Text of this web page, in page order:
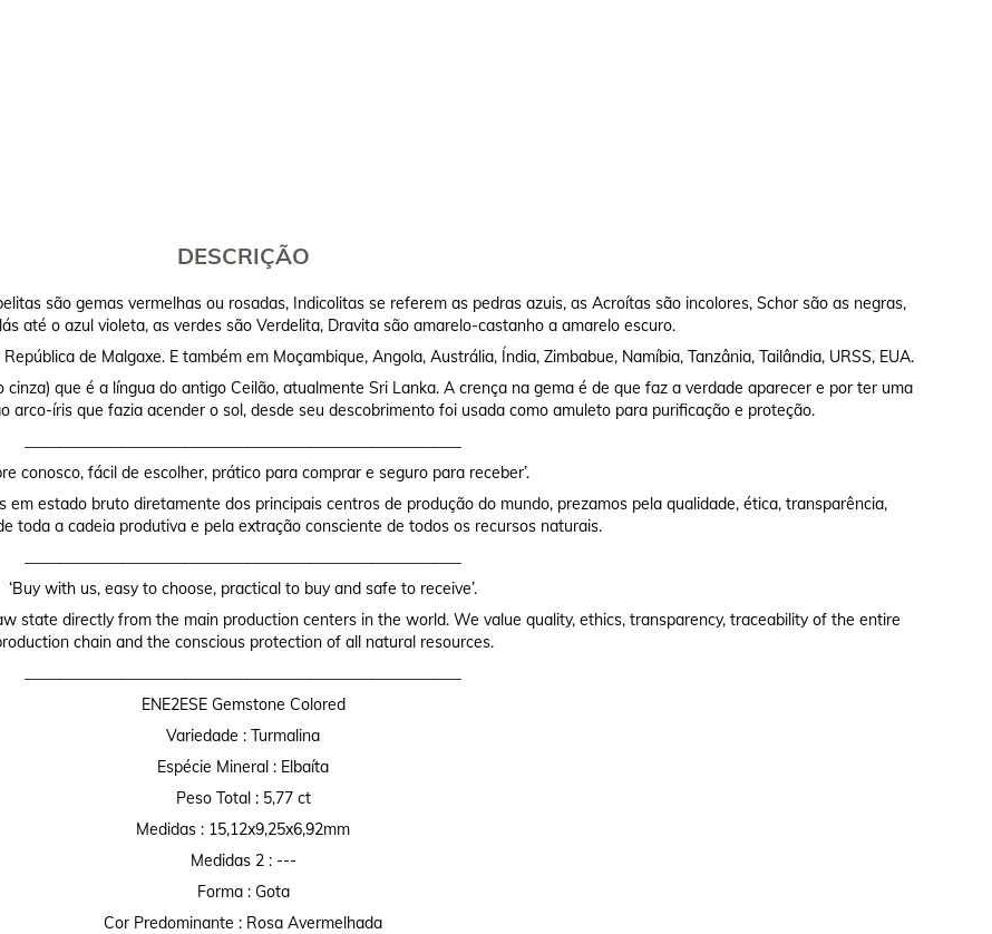
DESCRIÇÃO
são gemas vermelhas ou rosadas, Indicolitas se referem as pedras azuis, as Acroítas são incolores, Schor são as negras,
até o azul violeta, as verdes são Verdelita, Dravita são amarelo-castanho a amarelo escuro.
de Malgaxe. E também em Moçambique, Angola, Austrália, Índia, Zimbabue, Namíbia, Tanzânia, Tailândia, URSS, EUA.
que é a língua do antigo Ceilão, atualmente Sri Lanka. A crença na gema é de que faz a verdade aparecer e por ter uma
arco-íris que fazia acender o sol, desde seu descobrimento foi usada como amuleto para purificação e proteção.
conosco, fácil de escolher, prático para comprar e seguro para receber’.
em estado bruto diretamente dos principais centros de produção do mundo, prezamos pela qualidade, ética, transparência,
toda a cadeia produtiva e pela extração consciente de todos os recursos naturais.
‘Buy with us, easy to choose, practical to buy and safe to receive’.
state directly from the main production centers in the world. We value quality, ethics, transparency, traceability of the entire
chain and the conscious protection of all natural resources.
ENE2ESE Gemstone Colored
Variedade : Turmalina
Espécie Mineral : Elbaíta
Peso Total : 5,77 ct
Medidas : 15,12x9,25x6,92mm
Medidas 2 : ---
Forma : Gota
Cor Predominante : Rosa Avermelhada